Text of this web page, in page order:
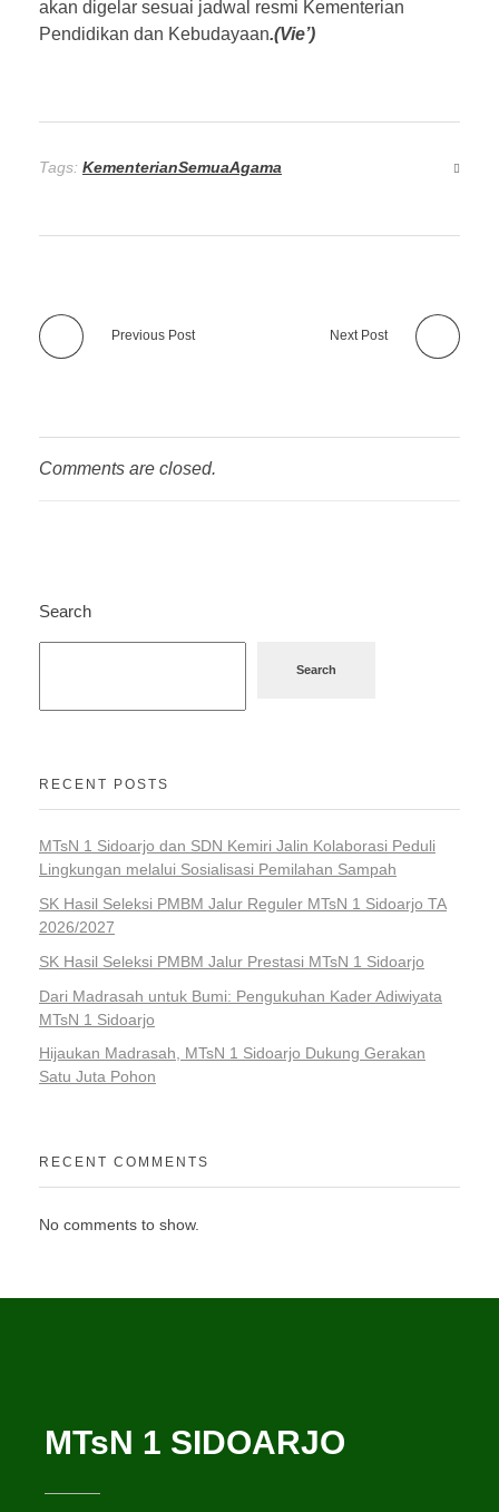
akan digelar sesuai jadwal resmi Kementerian
Pendidikan dan Kebudayaan.(Vie’)
Tags: KementerianSemuaAgama
Previous Post Next Post
Comments are closed.
Search
Search
RECENT POSTS
MTsN 1 Sidoarjo dan SDN Kemiri Jalin Kolaborasi Peduli
Lingkungan melalui Sosialisasi Pemilahan Sampah
SK Hasil Seleksi PMBM Jalur Reguler MTsN 1 Sidoarjo TA
2026/2027
SK Hasil Seleksi PMBM Jalur Prestasi MTsN 1 Sidoarjo
Dari Madrasah untuk Bumi: Pengukuhan Kader Adiwiyata
MTsN 1 Sidoarjo
Hijaukan Madrasah, MTsN 1 Sidoarjo Dukung Gerakan
Satu Juta Pohon
RECENT COMMENTS
No comments to show.
MTsN 1 SIDOARJO